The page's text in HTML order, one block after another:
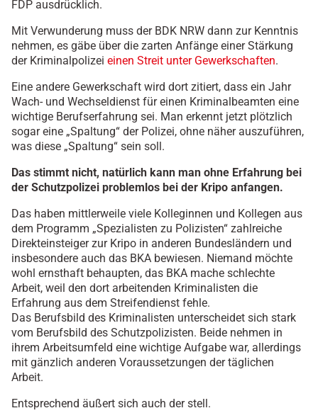
FDP ausdrücklich.
Mit Verwunderung muss der BDK NRW dann zur Kenntnis
nehmen, es gäbe über die zarten Anfänge einer Stärkung
der Kriminalpolizei einen Streit unter Gewerkschaften.
Eine andere Gewerkschaft wird dort zitiert, dass ein Jahr
Wach- und Wechseldienst für einen Kriminalbeamten eine
wichtige Berufserfahrung sei. Man erkennt jetzt plötzlich
sogar eine „Spaltung“ der Polizei, ohne näher auszuführen,
was diese „Spaltung“ sein soll.
Das stimmt nicht, natürlich kann man ohne Erfahrung bei
der Schutzpolizei problemlos bei der Kripo anfangen.
Das haben mittlerweile viele Kolleginnen und Kollegen aus
dem Programm „Spezialisten zu Polizisten“ zahlreiche
Direkteinsteiger zur Kripo in anderen Bundesländern und
insbesondere auch das BKA bewiesen. Niemand möchte
wohl ernsthaft behaupten, das BKA mache schlechte
Arbeit, weil den dort arbeitenden Kriminalisten die
Erfahrung aus dem Streifendienst fehle.
Das Berufsbild des Kriminalisten unterscheidet sich stark
vom Berufsbild des Schutzpolizisten. Beide nehmen in
ihrem Arbeitsumfeld eine wichtige Aufgabe war, allerdings
mit gänzlich anderen Voraussetzungen der täglichen
Arbeit.
Entsprechend äußert sich auch der stell.